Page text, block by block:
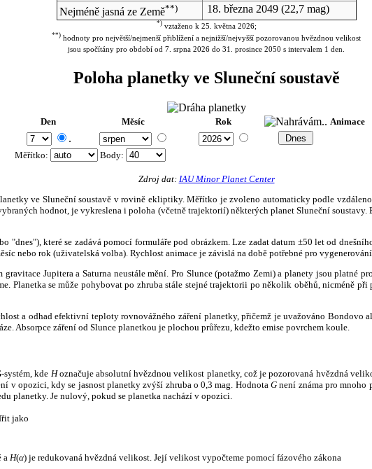
Nejméně jasná ze Země**) 18. března 2049(22,7 mag)
*)vztaženo k 25. května 2026;
**) hodnoty pro největší/nejmenší přiblížení a nejnižší/nejvyšší pozorovanou hvězdnou velikost
jsou spočítány pro období od 7. srpna 2026 do 31. prosince 2050 s intervalem 1 den.
Poloha planetky ve Sluneční soustavě
Den Měsíc Rok Animace
.
Měřítko: Body:
Zdroj dat: IAU Minor Planet Center
ve Sluneční soustavě v rovině ekliptiky. Měřítko je zvoleno automaticky podle
hodnot, je vykreslena i poloha (včetně trajektorií) některých planet Sluneční
které se zadává pomocí formuláře pod obrázkem. Lze zadat datum ±50 let od
nebo rok (uživatelská volba). Rychlost animace je závislá na době potřebné pro
Jupitera a Saturna neustále mění. Pro Slunce (potažmo Zemi) a planety jsou
Planetka se může pohybovat po zhruba stále stejné trajektorii po několik oběhů, nicméně
a odhad efektivní teploty rovnovážného záření planetky, přičemž je uvažováno Bondovo
Absorpce záření od Slunce planetkou je plochou průřezu, kdežto emise povrchem koule.
kde Hoznačuje absolutní hvězdnou velikost planetky, což je pozorovaná hvězdná
v opozici, kdy se jasnost planetky zvýší zhruba o 0,3 mag. HodnotaG není známa pro mnoho
planetky. Je nulový, pokud se planetka nachází v opozici.
jako
aH(α) je redukovaná hvězdná velikost. Její velikost vypočteme pomocí fázového zákona